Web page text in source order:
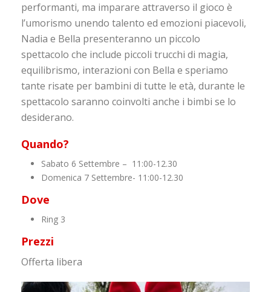
performanti, ma imparare attraverso il gioco è
l’umorismo unendo talento ed emozioni piacevoli,
Nadia e Bella presenteranno un piccolo
spettacolo che include piccoli trucchi di magia,
equilibrismo, interazioni con Bella e speriamo
tante risate per bambini di tutte le età, durante le
spettacolo saranno coinvolti anche i bimbi se lo
desiderano.
Quando?
Sabato 6 Settembre – 11:00-12.30
Domenica 7 Settembre- 11:00-12.30
Dove
Ring 3
Prezzi
Offerta libera